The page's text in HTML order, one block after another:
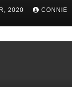
2020 CONNIE